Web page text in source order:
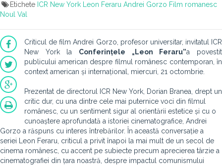
Etichete ICR New York Leon Feraru Andrei Gorzo Film romanesc
Noul Val
Criticul de film Andrei Gorzo, profesor universitar, invitatul ICR
New York la Conferințele „Leon Feraru”a povestit
publicului american despre filmul românesc contemporan, în
context american și internațional, miercuri, 21 octombrie.
Prezentat de directorul ICR New York, Dorian Branea, drept un
critic dur, cu una dintre cele mai puternice voci din filmul
românesc, cu un sentiment sigur al orientării estetice și cu o
cunoaștere aprofundată a istoriei cinematografice, Andrei
Gorzo a răspuns cu interes întrebărilor. În această conversație a
seriei Leon Feraru, criticul a privit înapoi la mai mult de un secol de
cinema românesc, cu accent pe subiecte precum aprecierea târzie a
cinematografiei din țara noastră, despre impactul comunismului